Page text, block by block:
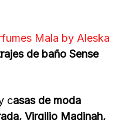
Mala by Aleska
de baño Sense
casas de moda
Virgilio Madinah,